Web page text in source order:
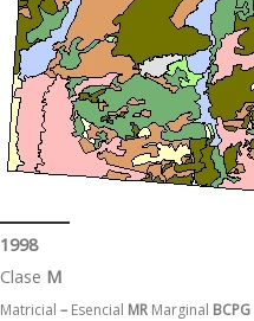
1998
Clase M
Matricial – Esencial MR Marginal BCPG